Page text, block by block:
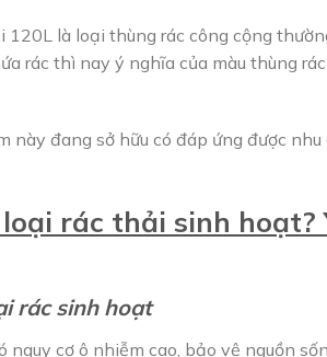
là loại thùng rác công cộng
rác thì nay ý nghĩa của màu thùng
đang sở hữu có đáp ứng được
rác thải sinh
rác sinh hoạt
nguy cơ ô nhiễm cao, bảo vệ nguồn